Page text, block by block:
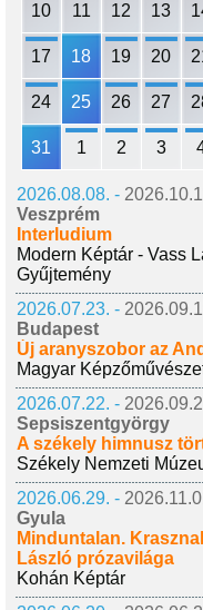
10 11 12 13
17 18 19 20
24 25 26 27
31 1 2 3
2026.08.08. -
Veszprém
Interludium
Modern Képtár - Vass
Gyűjtemény
2026.07.23. -
Budapest
Új aranyszobor az
Magyar
2026.07.22. -
Sepsiszentgyörgy
A székely himnusz
Székely Nemzeti
2026.06.29. -
Gyula
Minduntalan.
László prózavilága
Kohán Képtár